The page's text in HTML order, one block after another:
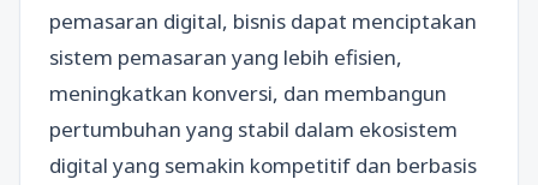
pemasaran digital, bisnis dapat menciptakan
sistem pemasaran yang lebih efisien,
meningkatkan konversi, dan membangun
pertumbuhan yang stabil dalam ekosistem
digital yang semakin kompetitif dan berbasis